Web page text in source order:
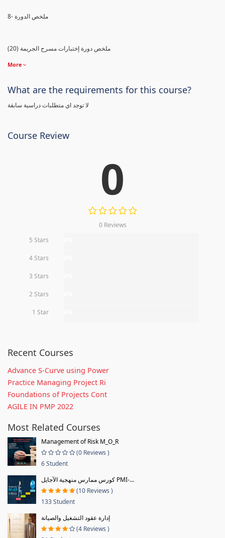
8- ملخص الدورة
(20) ملخص دورة إختبارات مسرح الجريمة
More
What are the requirements for this course?
لا توجد اي متطلبات دراسية سابقة
Course Review
0
0 Reviews
5 Stars
4 Stars
3 Stars
2 Stars
1 Star
Recent Courses
Advance S-Curve using Power
Practice Managing Project Ri
Foundations of Projects Cont
AGILE IN PMP 2022
Most Related Courses
Management of Risk M_O_R
(0 Reviews )
6 Student
كورس ممارس منهجية الآجايل PMI-...
(10 Reviews )
133 Student
إدارة عقود التشغيل والصيانة
(4 Reviews )